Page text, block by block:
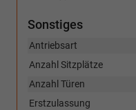
Sonstiges
Antriebsart
Anzahl Sitzplätze
Anzahl Türen
Erstzulassung